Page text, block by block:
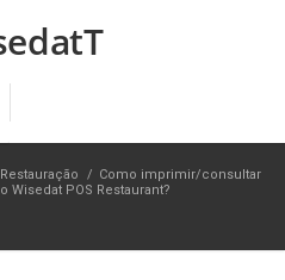
/ Como imprimir/consultar
Wisedat POS Restaurant?